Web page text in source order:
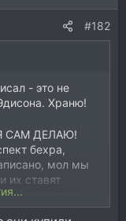
#182
- это не
Храню!
Я САМ ДЕЛАЮ!
бехра,
мол мы
их ставят
изготовители